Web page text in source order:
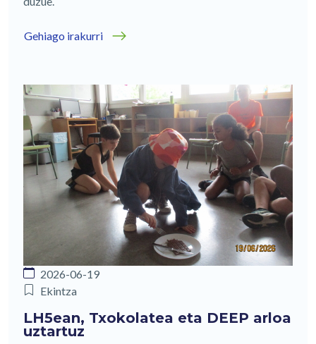
Gehiago irakurri
2026-06-19
Ekintza
LH5ean, Txokolatea eta DEEP arloa
uztartuz